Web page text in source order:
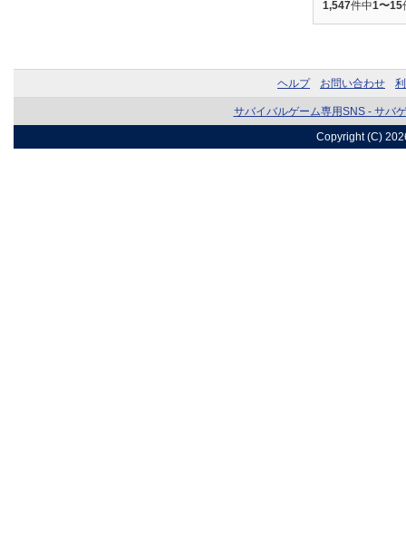
1,547件中1〜15
ヘルプ お問い合わせ
サバイバルゲーム専用SNS - サバ
Copyright (C)